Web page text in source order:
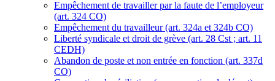
Empêchement de travailler par la faute de l’employeur
(art. 324 CO)
Empêchement du travailleur (art. 324a et 324b CO)
Liberté syndicale et droit de grève (art. 28 Cst ; art. 11
CEDH)
Abandon de poste et non entrée en fonction (art. 337d
CO)